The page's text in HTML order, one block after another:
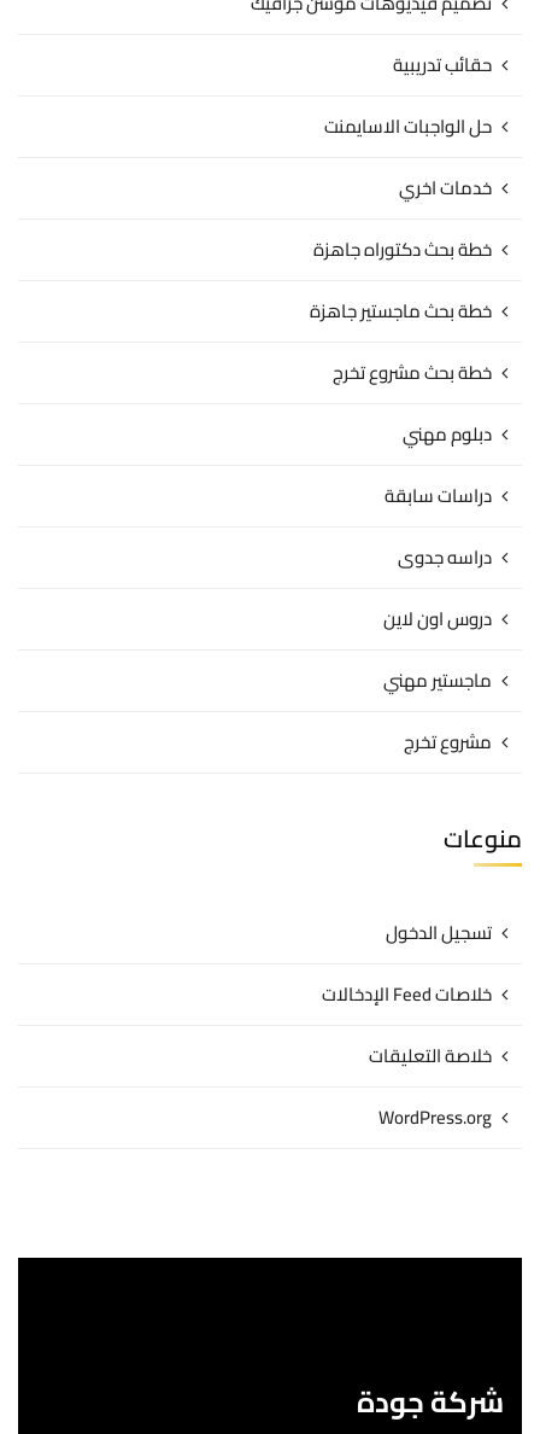
حقائب تدريبية
حل الواجبات الاسايمنت
خدمات اخري
خطة بحث دكتوراه جاهزة
خطة بحث ماجستير جاهزة
خطة بحث مشروع تخرج
دبلوم مهني
دراسات سابقة
دراسه جدوى
دروس اون لاين
ماجستير مهني
مشروع تخرج
منوعات
تسجيل الدخول
خلاصات Feed الإدخالات
خلاصة التعليقات
WordPress.org
شركة جودة